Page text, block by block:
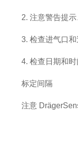
2. 注意警告提
3. 检查进气口
4. 检查日期和
标定间隔
注意